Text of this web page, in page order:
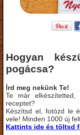
Hogyan
pogácsa?
Írd meg nekünk Te!
Te már
receptet?
Készítsd el, fotózd le
vele! Minden 1000 új
Kattints ide és töltsd